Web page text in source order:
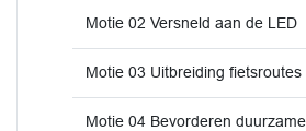
Motie 02 Versneld aan de LED
Motie 03 Uitbreiding fietsroutes
Motie 04 Bevorderen